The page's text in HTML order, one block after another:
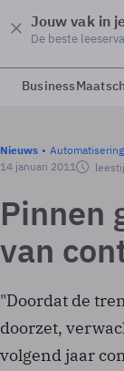
Jouw vak in
De beste
Business
Nieuws
14 januari 2011
Pinnen
van
"Doordat de
doorzet,
volgend jaar